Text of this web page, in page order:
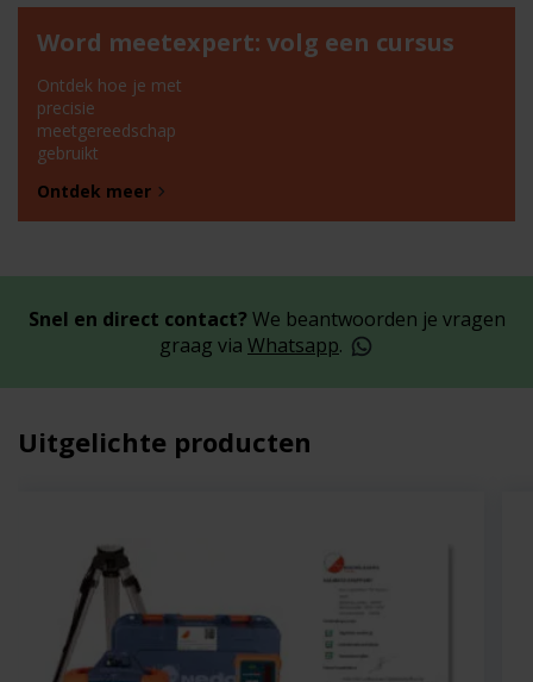
Word meetexpert: volg een cursus
Ontdek hoe je met
precisie
meetgereedschap
gebruikt
Ontdek meer
Snel en direct contact? We beantwoorden je vragen
graag via Whatsapp.
Uitgelichte producten